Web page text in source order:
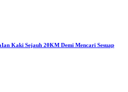
Kaki Sejauh 20KM Demi Mencari Sesuap